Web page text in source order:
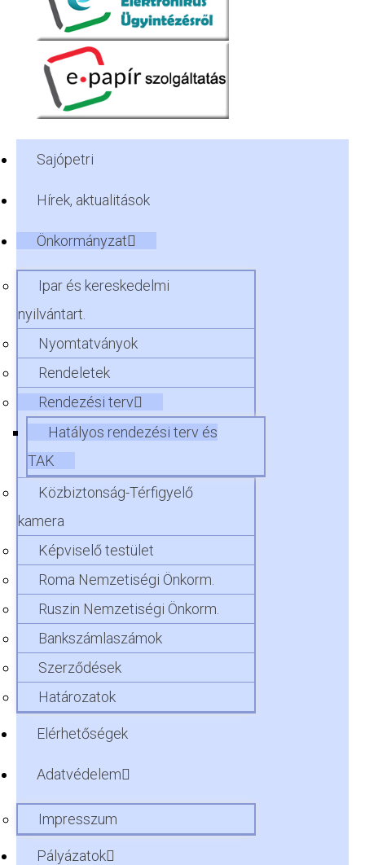
Sajópetri
Hírek, aktualitások
Önkormányzat
Ipar és kereskedelmi
nyilvántart.
Nyomtatványok
Rendeletek
Rendezési terv
Hatályos rendezési terv és
TAK
Közbiztonság-Térfigyelő
kamera
Képviselő testület
Roma Nemzetiségi Önkorm.
Ruszin Nemzetiségi Önkorm.
Bankszámlaszámok
Szerződések
Határozatok
Elérhetőségek
Adatvédelem
Impresszum
Pályázatok